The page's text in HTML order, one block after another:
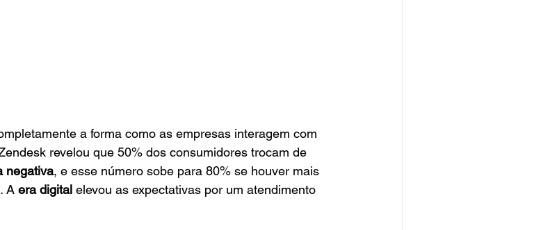
a forma como as empresas interagem com
revelou que 50% dos consumidores trocam de
negativa, e esse número sobe para 80% se houver mais
A era digital elevou as expectativas por um atendimento